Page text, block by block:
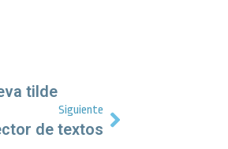
tilde
Siguiente
de textos